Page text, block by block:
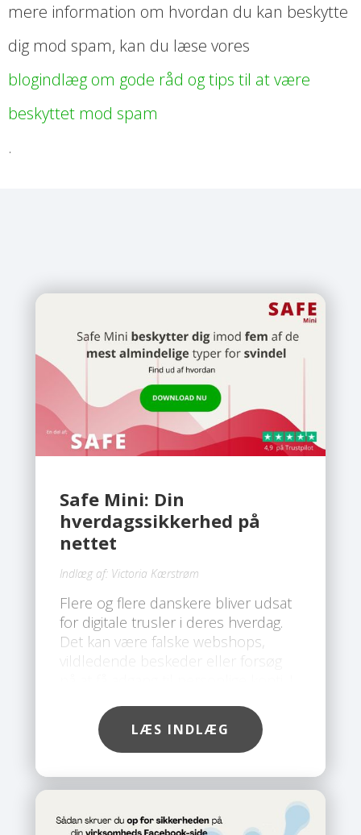
mere information om hvordan du kan beskytte
dig mod spam, kan du læse vores
blogindlæg om gode råd og tips til at være
beskyttet mod spam
.
Safe Mini: Din
hverdagssikkerhed på
nettet
Indlæg af: Victoria Kærstrøm
Flere og flere danskere bliver udsat
for digitale trusler i deres hverdag.
Det kan være falske webshops,
vildledende beskeder eller forsøg
mere avancerede, er der behov for
en løsning, der giver en mere
omfattende beskyttelse end klassisk
antivirus. Her skiller Safe Mini sig ud.
LÆS INDLÆG